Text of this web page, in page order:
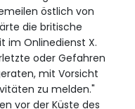
östlich von
die britische
im Onlinedienst X.
oder Gefahren
mit Vorsicht
zu melden."
vor der Küste des